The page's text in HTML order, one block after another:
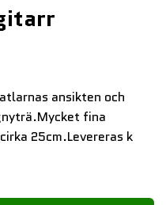
ansikten och
fina
25cm.Levereras k